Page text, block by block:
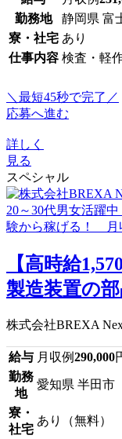
勤務地
静岡県 富
寮・社宅 あり
仕事内容 検査・軽
＼最短45秒で完了／
応募へ進む
詳しく
見る
スペシャル
【高時給
製造装置の
株式会社BREXA
給与 月収例290,000
勤務
地
愛知県 半田市
寮・
社宅
あり（無料）